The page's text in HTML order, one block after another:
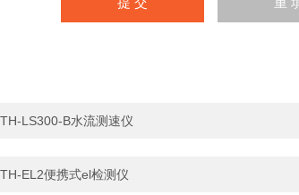
TH-LS300-B水流测速仪
TH-EL2便携式el检测仪